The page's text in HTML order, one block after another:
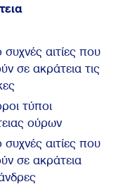
συχνές αιτίες που
σε ακράτεια τις
τύποι
ούρων
συχνές αιτίες που
σε ακράτεια